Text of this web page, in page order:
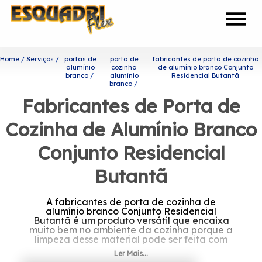
menu
Home Serviços
portas de
alumínio
branco
porta de
cozinha
alumínio
branco
fabricantes de porta de cozinha
de alumínio branco Conjunto
Residencial Butantã
Fabricantes de Porta de
Cozinha de Alumínio Branco
Conjunto Residencial
Butantã
A fabricantes de porta de cozinha de
alumínio branco Conjunto Residencial
Butantã é um produto versátil que encaixa
muito bem no ambiente da cozinha porque a
limpeza desse material pode ser feita com
facilidade.
Ler Mais...